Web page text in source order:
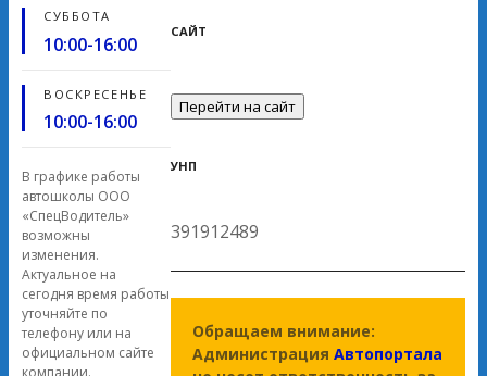
СУББОТА
10:00-16:00
ВОСКРЕСЕНЬЕ
10:00-16:00
В графике работы
автошколы ООО
«СпецВодитель»
возможны
изменения.
Актуальное на
сегодня время работы
уточняйте по
телефону или на
официальном сайте
САЙТ
Перейти на сайт
УНП
391912489
Обращаем внимание:
Администрация Автопортала